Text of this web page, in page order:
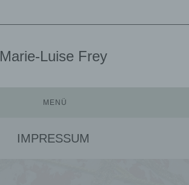
Marie-Luise Frey
MENÜ
IMPRESSUM